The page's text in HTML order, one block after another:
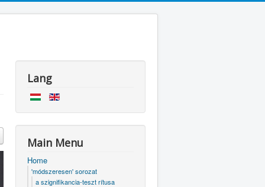
Lang
Main Menu
Home
'módszeresen' sorozat
a szignifikancia-teszt rítusa